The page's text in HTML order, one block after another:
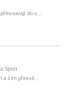
do u...
Sport
a čím přesvě...